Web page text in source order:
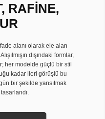
RAFİNE,
alanı olarak ele alan
dışındaki formlar,
her modelde güçlü bir stil
kadar ileri görüşlü bu
bir şekilde yansıtmak